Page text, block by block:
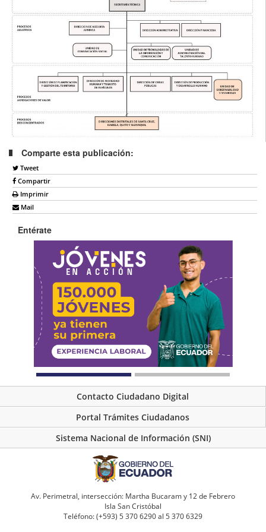
Comparte esta publicación:
Tweet
Compartir
Imprimir
Mail
Entérate
Contacto Ciudadano Digital
Portal Trámites Ciudadanos
Sistema Nacional de Información (SNI)
Av. Perimetral, intersección: Martha Bucaram y 12 de Febrero
Isla San Cristóbal
Teléfono: (+593) 5 370 6290 al 5 370 6329